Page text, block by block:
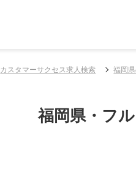
カスタマーサクセス求人検索 福岡
福岡県・フ